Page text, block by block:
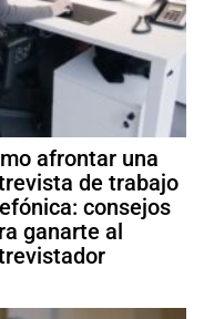
afrontar una
de trabajo
consejos
ganarte al